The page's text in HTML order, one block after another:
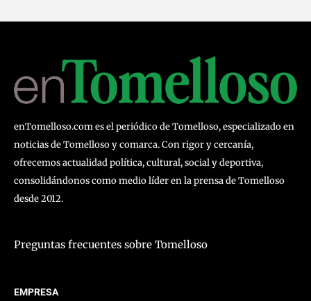
enTomelloso.com es el periódico de Tomelloso, especializado en
noticias de Tomelloso y comarca. Con rigor y cercanía,
ofrecemos actualidad política, cultural, social y deportiva,
consolidándonos como medio líder en la prensa de Tomelloso
desde 2012.
Preguntas frecuentes sobre Tomelloso
EMPRESA